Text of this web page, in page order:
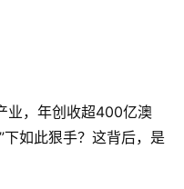
业，年创收超400亿澳
如此狠手？这背后，是